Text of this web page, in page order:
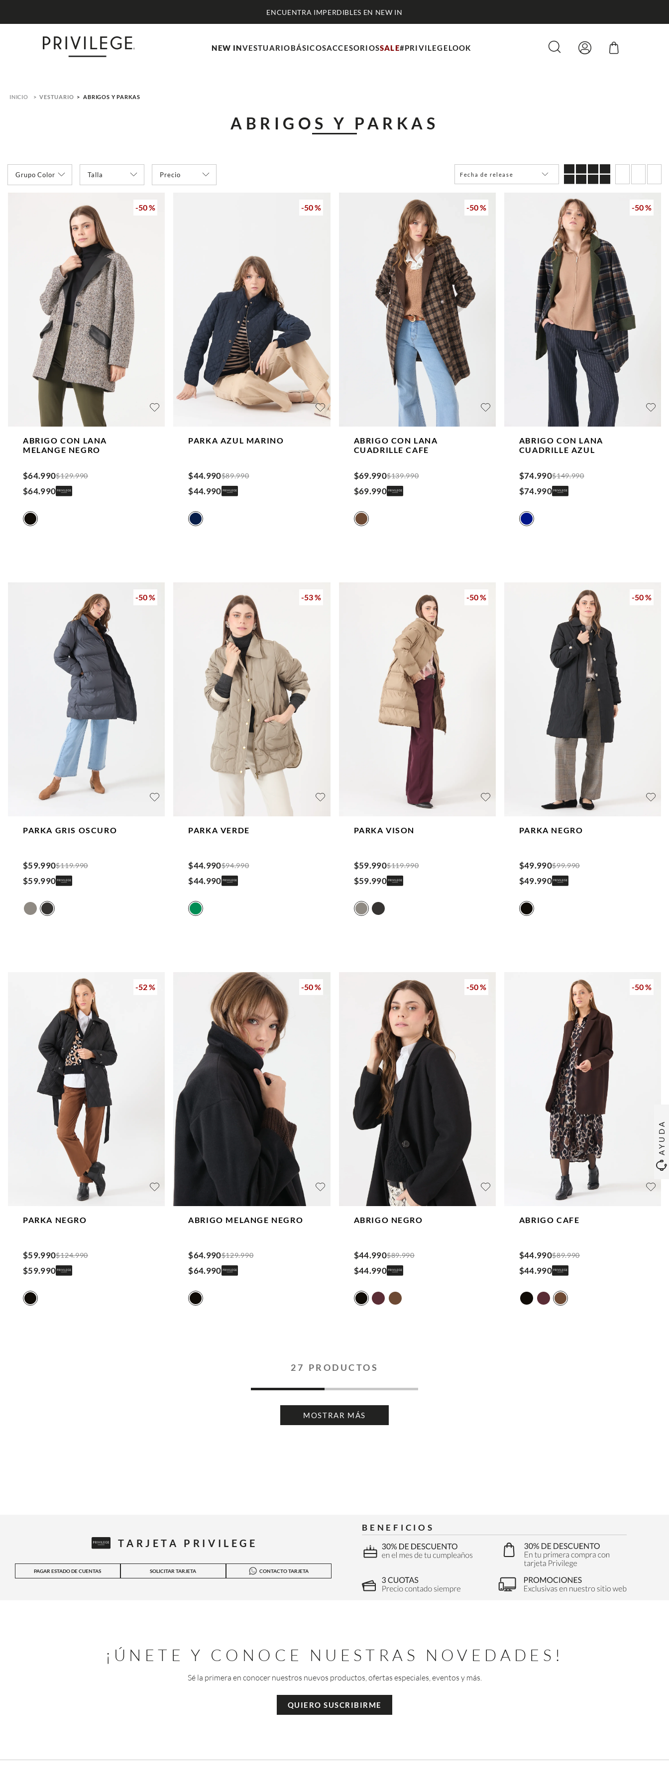
AYUDA
ENCUENTRA IMPERDIBLES EN NEW IN
NEW INVESTUARIOBÁSICOSACCESORIOSSALE#PRIVILEGELOOK
VESTUARIO ABRIGOS Y PARKAS
ABRIGOS Y PARKAS
Grupo Color
s
xl
Precio Fecha de release
-50 %
ABRIGO CON LANA
MELANGE NEGRO
$64.990$129.990
$64.990
-50 %
PARKA AZUL MARINO
$44.990$89.990
$44.990
-50 %
ABRIGO CON LANA
CUADRILLE CAFE
$69.990$139.990
$69.990
-50 %
ABRIGO CON LANA
CUADRILLE AZUL
$74.990$149.990
$74.990
-50 %
PARKA GRIS OSCURO
$59.990$119.990
$59.990
-53 %
PARKA VERDE
$44.990$94.990
$44.990
-50 %
PARKA VISON
$59.990$119.990
$59.990
-50 %
PARKA NEGRO
$49.990$99.990
$49.990
-52 %
PARKA NEGRO
$59.990$124.990
$59.990
-50 %
ABRIGO MELANGE NEGRO
$64.990$129.990
$64.990
-50 %
ABRIGO NEGRO
$44.990$89.990
$44.990
-50 %
ABRIGO CAFE
$44.990$89.990
$44.990
27 PRODUCTOS
MOSTRAR MÁS
TARJETA PRIVILEGE
PAGAR ESTADO DE CUENTAS SOLICITAR TARJETA CONTACTO TARJETA
BENEFICIOS
¡ÚNETE Y CONOCE NUESTRAS NOVEDADES!
Sé la primera en conocer nuestros nuevos productos, ofertas especiales, eventos y más.
QUIERO SUSCRIBIRME